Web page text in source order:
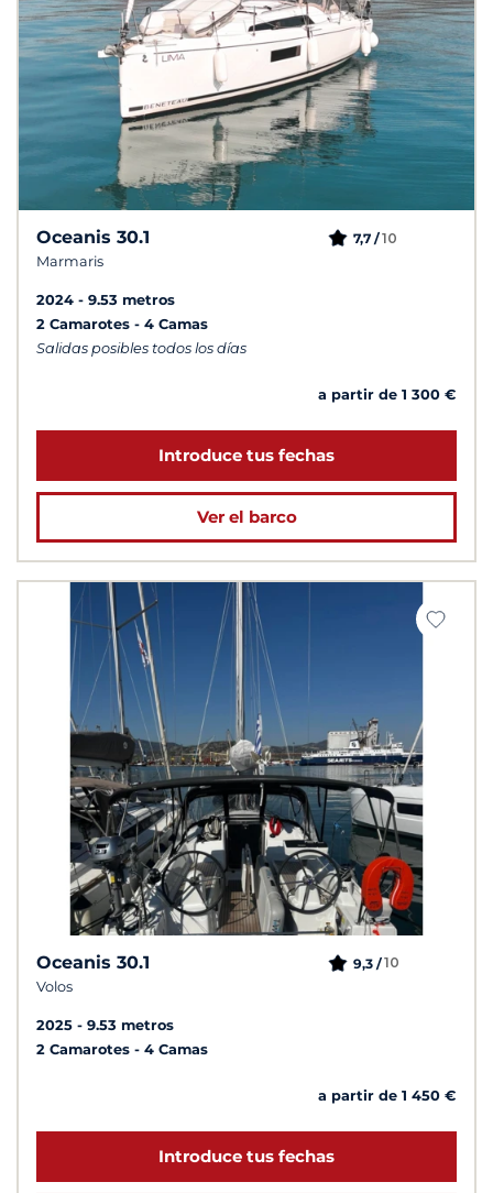
Oceanis 30.1
Marmaris
7,7 /10
2024
9.53 metros
2 Camarotes
4 Camas
Salidas posibles todos los días
a partir de 1 300 €
Introduce tus fechas
Ver el barco
Oceanis 30.1
Volos
9,3 /10
2025
9.53 metros
2 Camarotes
4 Camas
a partir de 1 450 €
Introduce tus fechas